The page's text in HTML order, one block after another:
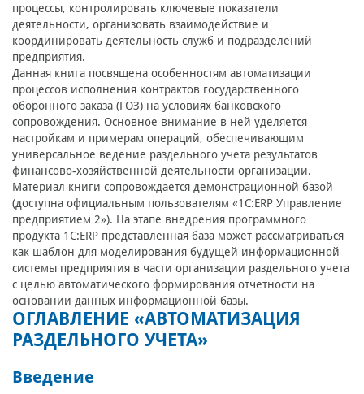
процессы, контролировать ключевые показатели
деятельности, организовать взаимодействие и
координировать деятельность служб и подразделений
предприятия.
Данная книга посвящена особенностям автоматизации
процессов исполнения контрактов государственного
оборонного заказа (ГОЗ) на условиях банковского
сопровождения. Основное внимание в ней уделяется
настройкам и примерам операций, обеспечивающим
универсальное ведение раздельного учета результатов
финансово-хозяйственной деятельности организации.
Материал книги сопровождается демонстрационной базой
(доступна официальным пользователям «1С:ERP Управление
предприятием 2»). На этапе внедрения программного
продукта 1С:ERP представленная база может рассматриваться
как шаблон для моделирования будущей информационной
системы предприятия в части организации раздельного учета
с целью автоматического формирования отчетности на
основании данных информационной базы.
ОГЛАВЛЕНИЕ «АВТОМАТИЗАЦИЯ
РАЗДЕЛЬНОГО УЧЕТА»
Введение